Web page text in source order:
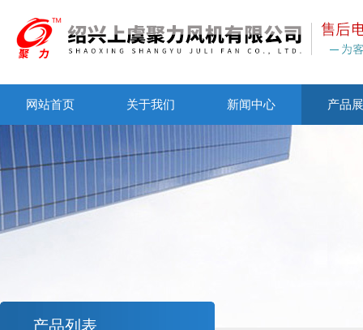
网站首页 关于我们 新闻中心 产品
产品列表